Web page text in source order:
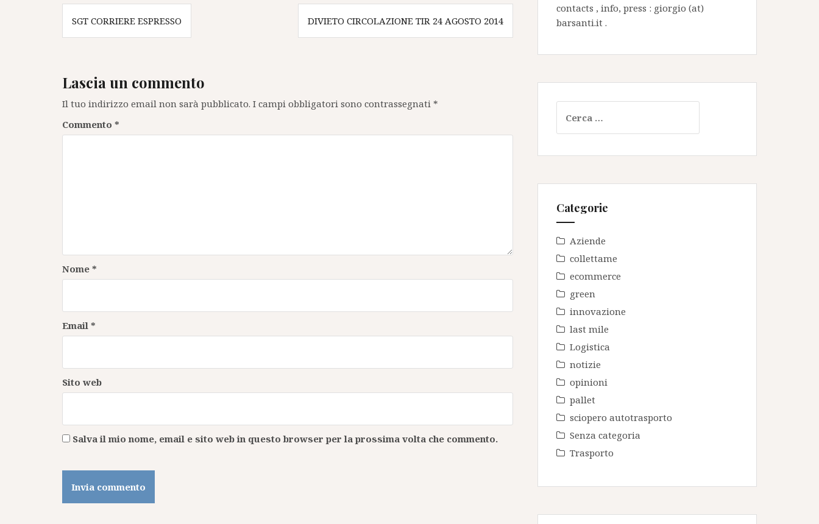
Navigazione
articoli
SGT CORRIERE ESPRESSO DIVIETO CIRCOLAZIONE TIR 24 AGOSTO 2014
Lascia un commento
Il tuo indirizzo email non sarà pubblicato. I campi obbligatori sono contrassegnati *
Commento *
Nome *
Email *
Sito web
Salva il mio nome, email e sito web in questo browser per la prossima volta che commento.
contacts , info, press : giorgio (at)
barsanti.it .
per:
Categorie
Aziende
collettame
ecommerce
green
innovazione
last mile
Logistica
notizie
opinioni
pallet
sciopero autotrasporto
Senza categoria
Trasporto